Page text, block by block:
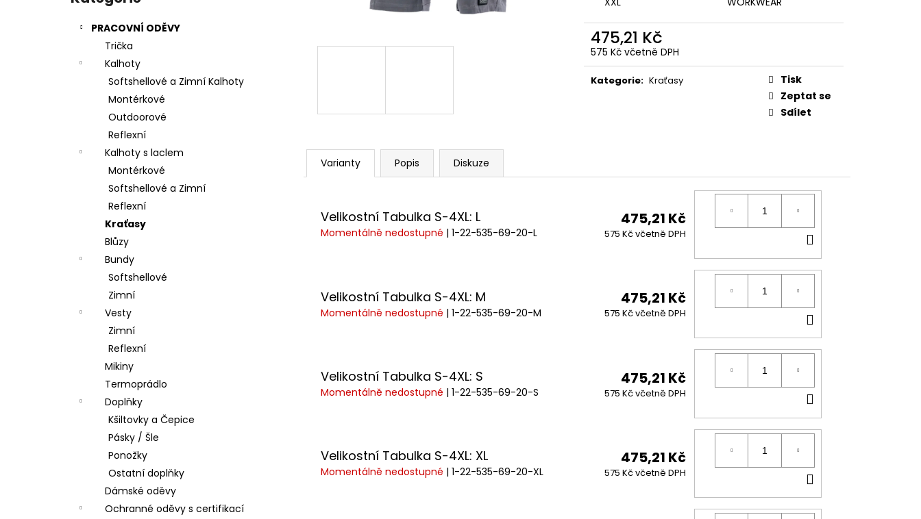
PRACOVNÍ ODĚVY
Trička
Kalhoty
Softshellové a Zimní Kalhoty
Montérkové
Outdoorové
Reflexní
Kalhoty s laclem
Montérkové
Softshellové a Zimní
Reflexní
Kraťasy
Blůzy
Bundy
Softshellové
Zimní
Vesty
Zimní
Reflexní
Mikiny
Termoprádlo
Doplňky
Kšiltovky a Čepice
Pásky / Šle
Ponožky
Ostatní doplňky
Dámské oděvy
Ochranné oděvy s certifikací
475,21 Kč
575 Kč včetně DPH
Měrná
cena:
Kategorie: Kraťasy
Tisk
Zeptat se
Sdílet
Varianty Popis Diskuze
Velikostní Tabulka S-4XL: L
Momentálně nedostupné | 1-22-535-69-20-L
475,21 Kč
575 Kč včetně DPH
KOŠÍKU
Velikostní Tabulka S-4XL: M
Momentálně nedostupné | 1-22-535-69-20-M
475,21 Kč
575 Kč včetně DPH
KOŠÍKU
Velikostní Tabulka S-4XL: S
Momentálně nedostupné | 1-22-535-69-20-S
475,21 Kč
575 Kč včetně DPH
KOŠÍKU
Velikostní Tabulka S-4XL: XL
Momentálně nedostupné | 1-22-535-69-20-XL
475,21 Kč
575 Kč včetně DPH
KOŠÍKU